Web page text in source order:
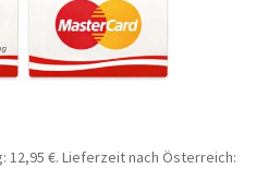
12,95 €. Lieferzeit nach Österreich: